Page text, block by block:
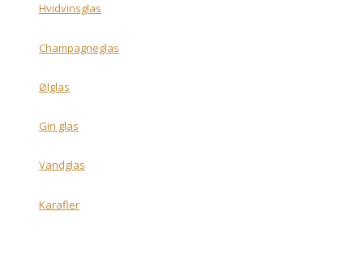
Hvidvinsglas
Champagneglas
Ølglas
Gin glas
Vandglas
Karafler